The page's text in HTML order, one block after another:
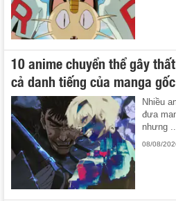
10 anime chuyển thể gây
cả danh tiếng của manga gốc
Nhiều
đưa
nhưng
08/08/